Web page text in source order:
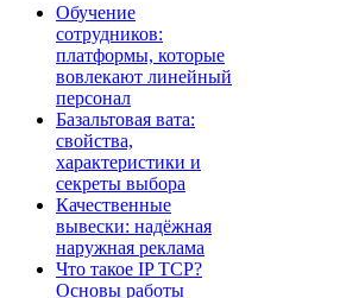
Обучение
сотрудников:
платформы, которые
вовлекают линейный
персонал
Базальтовая вата:
свойства,
характеристики и
секреты выбора
Качественные
вывески: надёжная
наружная реклама
Что такое IP TCP?
Основы работы